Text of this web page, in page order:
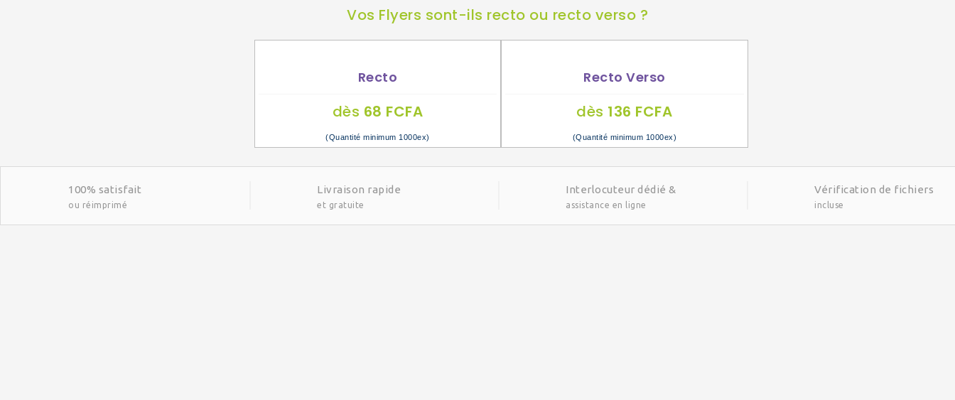
Vos Flyers sont-ils recto ou recto verso ?
Recto
dès 68 FCFA
(Quantité minimum 1000ex)
Recto Verso
dès 136 FCFA
(Quantité minimum 1000ex)
100% satisfait
ou réimprimé
Livraison rapide
et gratuite
Interlocuteur dédié &
assistance en ligne
Vérification de fichiers
incluse